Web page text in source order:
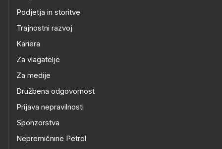
Podjetja in storitve
Trajnostni razvoj
Kariera
Za vlagatelje
Za medije
Družbena odgovornost
Prijava nepravilnosti
Sponzorstva
Nepremičnine Petrol